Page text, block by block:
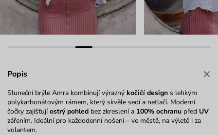
Popis
Sluneční brýle Amra kombinují výrazný kočičí design s lehkým
polykarbonátovým rámem, který skvěle sedí a netlačí. Moderní
čočky zajišťujíostrý pohled bez zkreslení a 100% ochranu před UV
zářením. Ideální pro každodenní nošení – ve městě, na výletě i za
volantem.